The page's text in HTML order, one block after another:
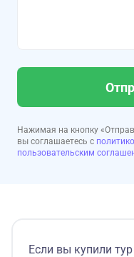
Нажимая на кнопку
вы соглашаетесь с
пользовательским
Если вы купили